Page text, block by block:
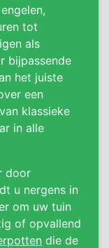
tot
als
bijpassende
het juiste
een
klassieke
in alle
door
u nergens in
om uw tuin
of opvallend
die de